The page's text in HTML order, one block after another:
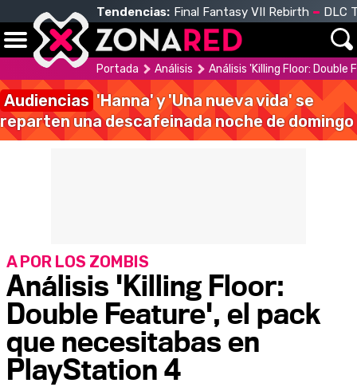
Tendencias: Final Fantasy VII Rebirth DLC
Portada Análisis Análisis 'Killing Floor:
Audiencias 'Hanna' y 'Una nueva vida' se
reparten una descafeinada noche de domingo
Análisis 'Killing Floor:
Double Feature', el pack
que necesitabas en
PlayStation 4
A POR LOS ZOMBIS